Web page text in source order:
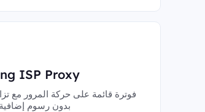
ISP Proxy
فوترة قائمة على حركة المرور مع
بدون رسوم